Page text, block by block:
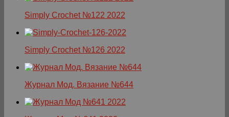
Simply Crochet №122 2022
Simply Crochet №126 2022
Журнал Мод. Вязание №644